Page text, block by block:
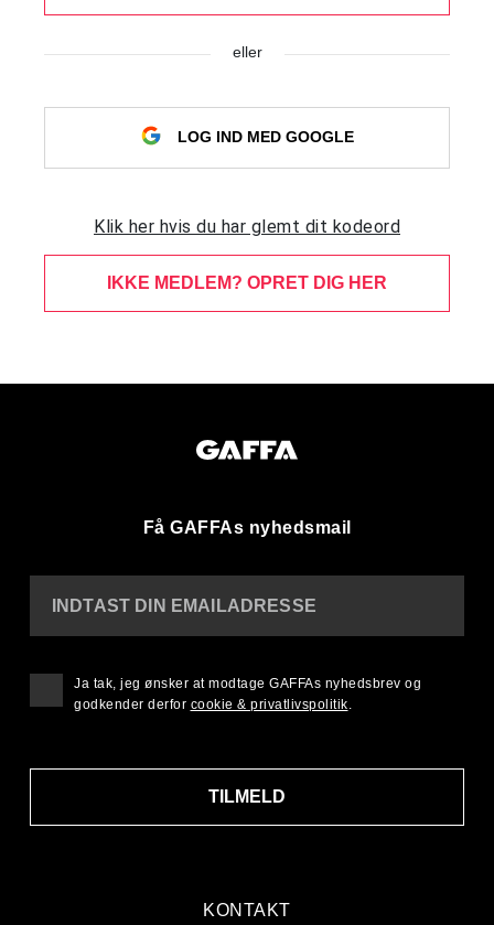
eller
LOG IND MED GOOGLE
Klik her hvis du har glemt dit kodeord
IKKE MEDLEM? OPRET DIG HER
Få GAFFAs nyhedsmail
KONTAKT
INDTAST DIN EMAILADRESSE
TILMELD
Ja tak, jeg ønsker at modtage GAFFAs nyhedsbrev og
godkender derfor cookie & privatlivspolitik